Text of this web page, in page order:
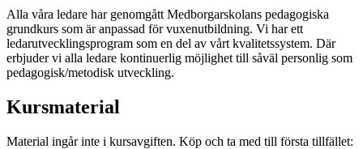
Alla våra ledare har genomgått Medborgarskolans pedagogiska
grundkurs som är anpassad för vuxenutbildning. Vi har ett
ledarutvecklingsprogram som en del av vårt kvalitetssystem. Där
erbjuder vi alla ledare kontinuerlig möjlighet till såväl personlig som
pedagogisk/metodisk utveckling.
Kursmaterial
Material ingår inte i kursavgiften. Köp och ta med till första tillfället: